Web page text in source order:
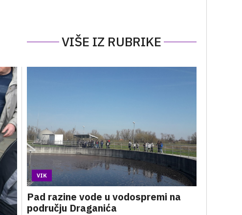
VIŠE IZ RUBRIKE
VIK
Pad razine vode u vodospremi na
području Draganića